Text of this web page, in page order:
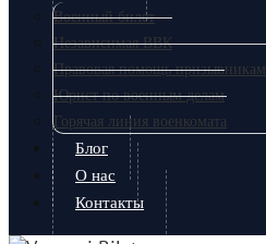
Военный билет
Независимая ВВК
Правовая помощь призывникам
Юрист по военным делам
Горячая линия военкомата
Блог
О нас
Контакты